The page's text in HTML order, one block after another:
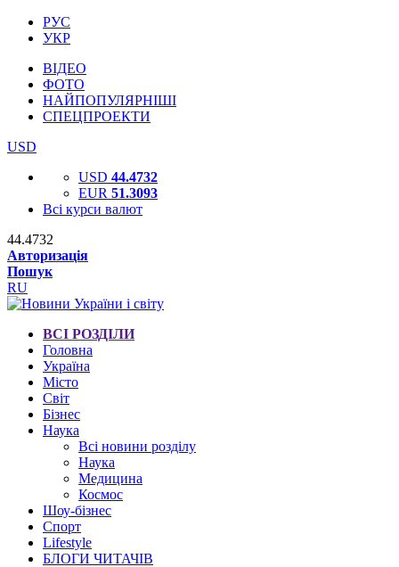
РУС
УКР
ВІДЕО
ФОТО
НАЙПОПУЛЯРНІШІ
СПЕЦПРОЕКТИ
USD
USD 44.4732
EUR 51.3093
Всі курси валют
44.4732
Авторизація
Пошук
RU
ВСІ РОЗДІЛИ
Головна
Україна
Місто
Світ
Бізнес
Наука
Всі новини розділу
Наука
Медицина
Космос
Шоу-бізнес
Спорт
Lifestyle
БЛОГИ ЧИТАЧІВ